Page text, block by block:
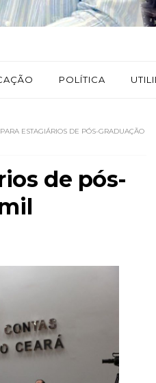
POLÍTICA
ESTAGIÁRIOS DE PÓS-GRADUAÇÃO
de pós-